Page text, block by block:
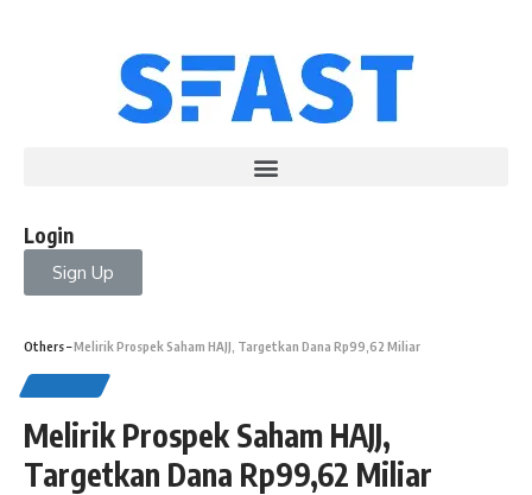
Login
Sign Up
Others–Melirik Prospek Saham HAJJ, Targetkan Dana Rp99,62 Miliar
Melirik Prospek Saham HAJJ,
Targetkan Dana Rp99,62 Miliar